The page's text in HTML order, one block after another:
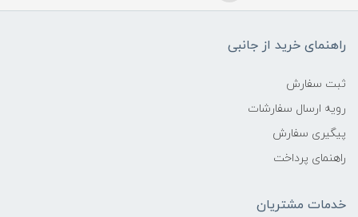
راهنمای خرید از جانبی
ثبت سفارش
رویه ارسال سفارشات
پیگیری سفارش
راهنمای پرداخت
خدمات مشتریان